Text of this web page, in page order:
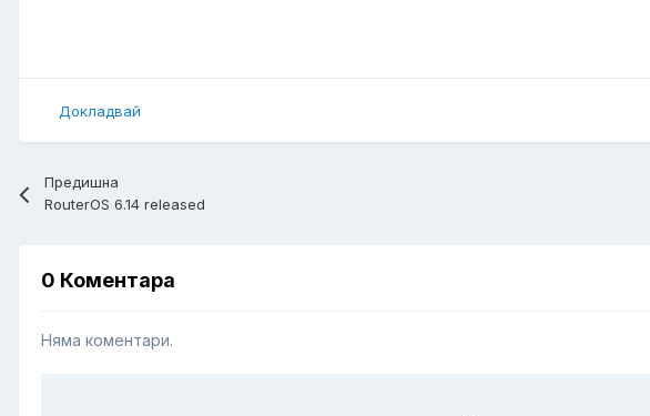
Докладвай
Предишна
RouterOS 6.14 released
0 Коментара
Няма коментари.